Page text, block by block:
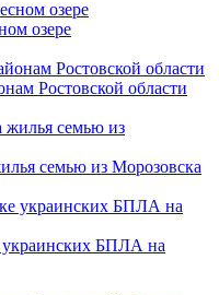
озере
Ростовской области
семью из Морозовска
украинских БПЛА на